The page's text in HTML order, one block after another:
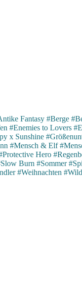
Fantasy #Berge
#Enemies to Lovers
x Sunshine
#Mensch & Elf
Hero
Burn #Sommer
#Weihnachten